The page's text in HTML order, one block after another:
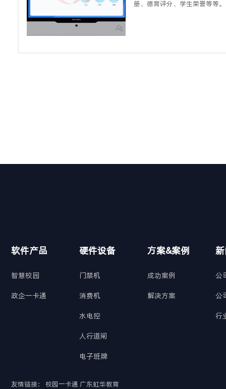
册、德育评分、学生荣誉等等。
软件产品
智慧校园
政企一卡通
硬件设备
门禁机
消费机
水电控
人行道闸
电子班牌
方案&案例
成功案例
解决方案
公
公
行
友情链接： 校园一卡通 广东虹华教育